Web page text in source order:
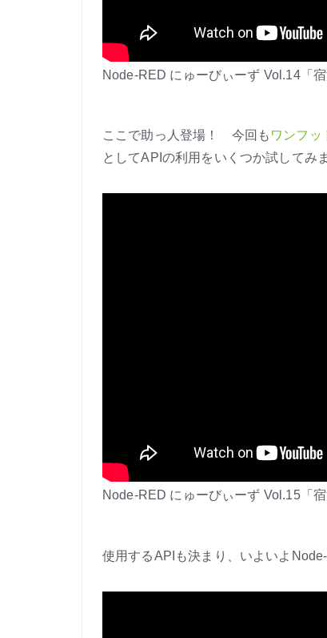
Node-RED にゅーびぃーず Vol.14「
ここで助っ人登場！ 今回も ワンフッ
としてAPIの利用をいくつか試してみま
Node-RED にゅーびぃーず Vol.15「
使用するAPIも決まり、いよいよ